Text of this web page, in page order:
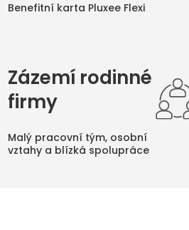
Benefitní karta Pluxee Flexi
Zázemí rodinné
firmy
Malý pracovní tým, osobní
vztahy a blízká spolupráce